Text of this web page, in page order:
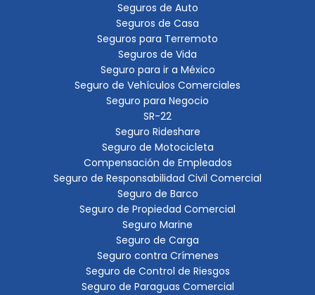
Seguros de Auto
Seguros de Casa
Seguros para Terremoto
Seguros de Vida
Seguro para ir a México
Seguro de Vehículos Comerciales
Seguro para Negocio
SR-22
Seguro Rideshare
Seguro de Motocicleta
Compensación de Empleados
Seguro de Responsabilidad Civil Comercial
Seguro de Barco
Seguro de Propiedad Comercial
Seguro Marine
Seguro de Carga
Seguro contra Crímenes
Seguro de Control de Riesgos
Seguro de Paraguas Comercial